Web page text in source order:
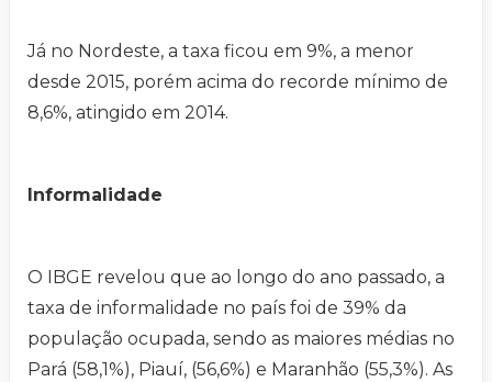
Já no Nordeste, a taxa ficou em 9%, a menor
desde 2015, porém acima do recorde mínimo de
8,6%, atingido em 2014.
Informalidade
O IBGE revelou que ao longo do ano passado, a
taxa de informalidade no país foi de 39% da
população ocupada, sendo as maiores médias no
Pará (58,1%), Piauí, (56,6%) e Maranhão (55,3%). As